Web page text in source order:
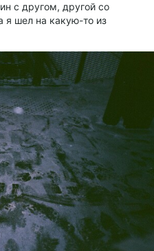
с другом, другой со
я шел на какую-то из